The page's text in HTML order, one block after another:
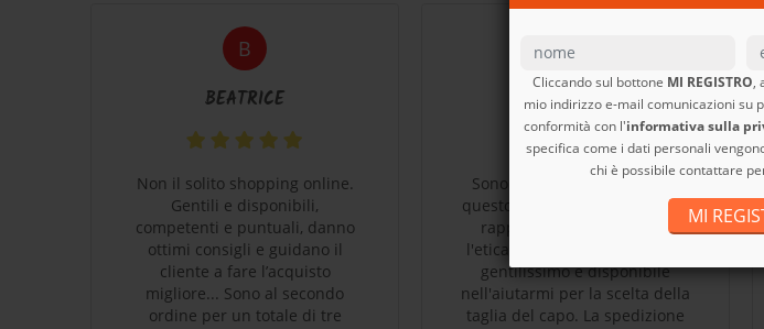
Cliccando sul bottone MI REGISTRO,
mio indirizzo e-mail comunicazioni su
conformità con l'informativa sulla
specifica come i dati personali
chi è possibile contattare
MI
B
BEATRICE
Non il solito shopping online.
Gentili e disponibili,
competenti e puntuali, danno
ottimi consigli e guidano il
cliente a fare l’acquisto
migliore... Sono al secondo
ordine per un totale di tre
A
ANNALISA
Sono una fan di Patagonia e
questo store, molto più di altri,
rappresenta l'immagine e
l'etica del marchio. Emanuele
gentilissimo e disponibile
nell'aiutarmi per la scelta della
taglia del capo. La spedizione